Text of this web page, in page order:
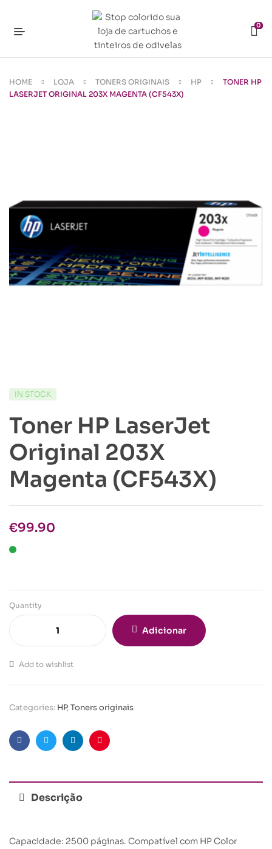
0
HOME LOJA TONERS ORIGINAIS HP
TONER HP
LASERJET ORIGINAL 203X MAGENTA (CF543X)
IN STOCK
Toner HP LaserJet
Original 203X
Magenta (CF543X)
€99.90
Quantity
Adicionar
Add to wishlist
Categories: HP,Toners originais
FacebookTwitterLinkedinPinterest
Descrição
Capacidade: 2500 páginas. Compatível com HP Color